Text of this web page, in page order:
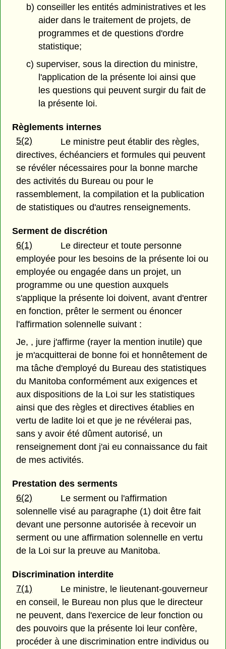
b) conseiller les entités administratives et les
aider dans le traitement de projets, de
programmes et de questions d'ordre
statistique;
c) superviser, sous la direction du ministre,
l'application de la présente loi ainsi que
les questions qui peuvent surgir du fait de
la présente loi.
Règlements internes
5(2)
Le ministre peut établir des règles,
directives, échéanciers et formules qui peuvent
se révéler nécessaires pour la bonne marche
des activités du Bureau ou pour le
rassemblement, la compilation et la publication
de statistiques ou d'autres renseignements.
Serment de discrétion
6(1)
Le directeur et toute personne
employée pour les besoins de la présente loi ou
employée ou engagée dans un projet, un
programme ou une question auxquels
s'applique la présente loi doivent, avant d'entrer
en fonction, prêter le serment ou énoncer
l'affirmation solennelle suivant :
Je, , jure j'affirme (rayer la mention inutile) que
je m'acquitterai de bonne foi et honnêtement de
ma tâche d'employé du Bureau des statistiques
du Manitoba conformément aux exigences et
aux dispositions de la Loi sur les statistiques
ainsi que des règles et directives établies en
vertu de ladite loi et que je ne révélerai pas,
sans y avoir été dûment autorisé, un
renseignement dont j'ai eu connaissance du fait
de mes activités.
Prestation des serments
6(2)
Le serment ou l'affirmation
solennelle visé au paragraphe (1) doit être fait
devant une personne autorisée à recevoir un
serment ou une affirmation solennelle en vertu
de la Loi sur la preuve au Manitoba.
Discrimination interdite
7(1)
Le ministre, le lieutenant-gouverneur
en conseil, le Bureau non plus que le directeur
ne peuvent, dans l'exercice de leur fonction ou
des pouvoirs que la présente loi leur confère,
procéder à une discrimination entre individus ou